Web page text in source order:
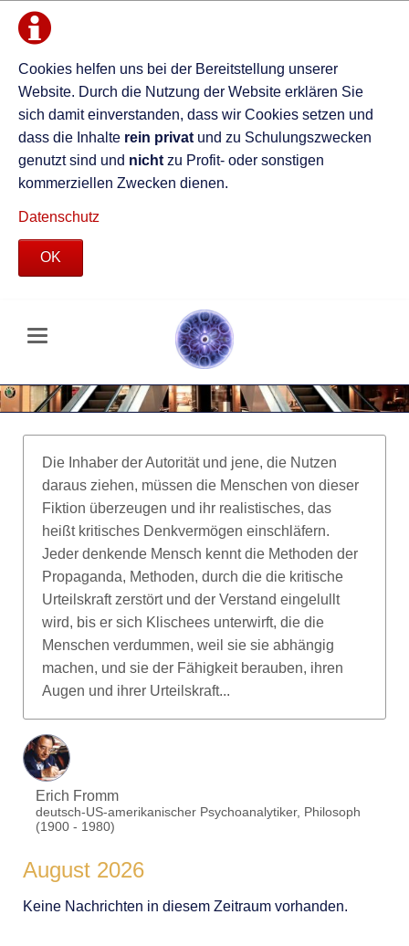
Cookies helfen uns bei der Bereitstellung unserer
Website. Durch die Nutzung der Website erklären Sie
sich damit einverstanden, dass wir Cookies setzen und
dass die Inhalte rein privat und zu Schulungszwecken
genutzt sind und nicht zu Profit- oder sonstigen
kommerziellen Zwecken dienen.
Datenschutz
OK
Die Inhaber der Autorität und jene, die Nutzen
daraus ziehen, müssen die Menschen von dieser
Fiktion überzeugen und ihr realistisches, das
heißt kritisches Denkvermögen einschläfern.
Jeder denkende Mensch kennt die Methoden der
Propaganda, Methoden, durch die die kritische
Urteilskraft zerstört und der Verstand eingelullt
wird, bis er sich Klischees unterwirft, die die
Menschen verdummen, weil sie sie abhängig
machen, und sie der Fähigkeit berauben, ihren
Augen und ihrer Urteilskraft...
Erich Fromm
deutsch-US-amerikanischer Psychoanalytiker, Philosoph
(1900 - 1980)
August 2026
Keine Nachrichten in diesem Zeitraum vorhanden.